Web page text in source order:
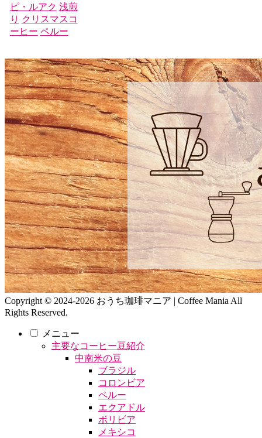
ピ・ルアク 浅煎
り クリスマスコ
ーヒー ペルー
Copyright © 2024-2026 おうち珈琲マニア | Coffee Mania All
Rights Reserved.
メニュー
主要なコーヒー豆紹介
中南米の豆
ブラジル
コロンビア
ペルー
エクアドル
ボリビア
メキシコ